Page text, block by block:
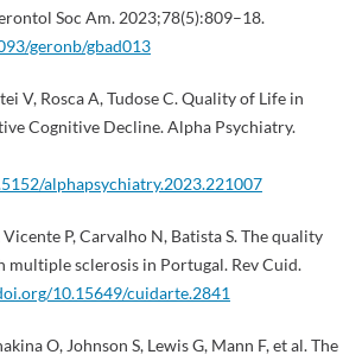
Soc Am. 2023;78(5):809–18.
geronb/gbad013
V, Rosca A, Tudose C. Quality of Life in
Cognitive Decline. Alpha Psychiatry.
alphapsychiatry.2023.221007
Vicente P, Carvalho N, Batista S. The quality
sclerosis in Portugal. Rev Cuid.
10.15649/cuidarte.2841
O, Johnson S, Lewis G, Mann F, et al. The